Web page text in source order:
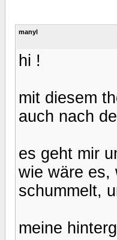
manyl
hi !
mit diesem
auch nach
es geht mir
wie wäre es,
schummelt,
meine